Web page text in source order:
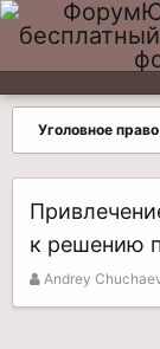
Уголовное право
к решению
А
Andrey